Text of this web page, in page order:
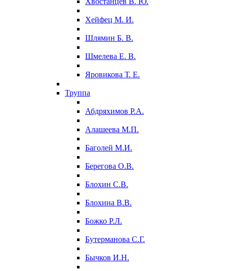
Хейфец М. И.
Шлямин Б. В.
Шмелева Е. В.
Яровикова Т. Е.
Труппа
Абдряхимов Р.А.
Алашеева М.П.
Баголей М.И.
Берегова О.В.
Блохин С.В.
Блохина В.В.
Божко Р.Л.
Бутерманова С.Г.
Бычков И.Н.